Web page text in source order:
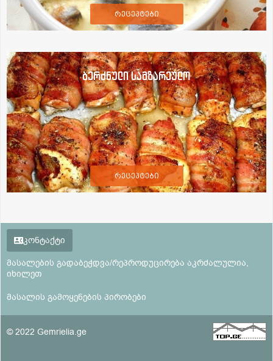
რეცეპტები
ბერძნული სამზარეულო
რეცეპტები
კონტაქტი
მასალების გადაბეჭდვა/რეპროდუცირება აკრძალულია,
იხილეთ
მასალის გამოყენების პირობები
© 2022 Gemrielia.ge